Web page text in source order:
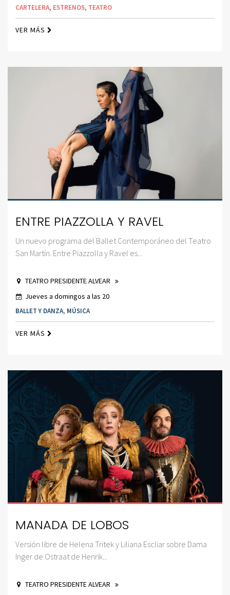
CARTELERA, ESTRENOS, TEATRO
VER MÁS
ENTRE PIAZZOLLA Y RAVEL
Un nuevo programa del Ballet Contemporáneo del Teatro
San Martín. Entre Piazzolla y Ravel es...
TEATRO PRESIDENTE ALVEAR
Jueves a domingos a las 20
BALLET Y DANZA, MÚSICA
VER MÁS
MANADA DE LOBOS
Versión libre de Helena Tritek y Liliana Escliar sobre Dama
Inger de Ostraat de Henrik...
TEATRO PRESIDENTE ALVEAR